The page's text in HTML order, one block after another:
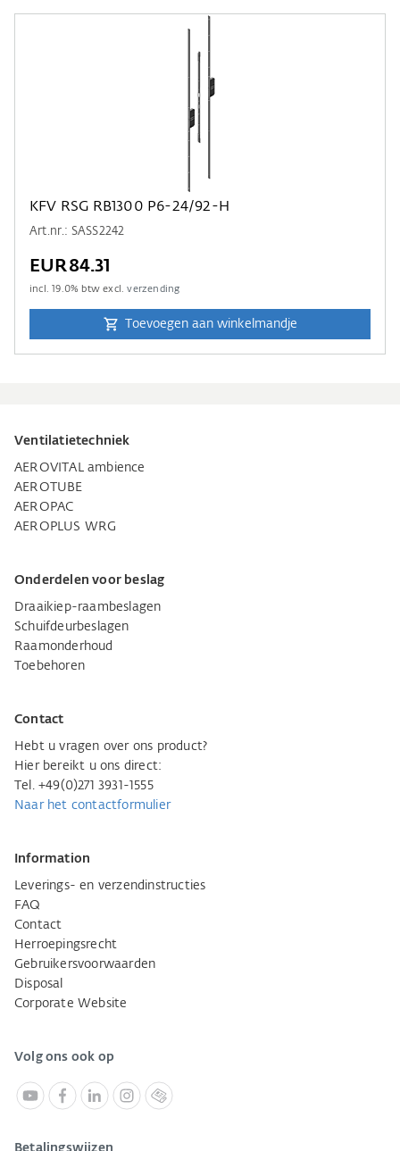
KFV RSG RB1300 P6-24/92-H
Art.nr.: SASS2242
EUR84.31
incl.19.0% btw excl.verzending
Toevoegen aan winkelmandje
Ventilatietechniek
AEROVITAL ambience
AEROTUBE
AEROPAC
AEROPLUS WRG
Onderdelen voor beslag
Draaikiep-raambeslagen
Schuifdeurbeslagen
Raamonderhoud
Toebehoren
Contact
Hebt u vragen over ons product?
Hier bereikt u ons direct:
Tel. +49(0)271 3931-1555
Naar het contactformulier
Information
Leverings- en verzendinstructies
FAQ
Contact
Herroepingsrecht
Gebruikersvoorwaarden
Disposal
Corporate Website
Volg ons ook op
Betalingswijzen